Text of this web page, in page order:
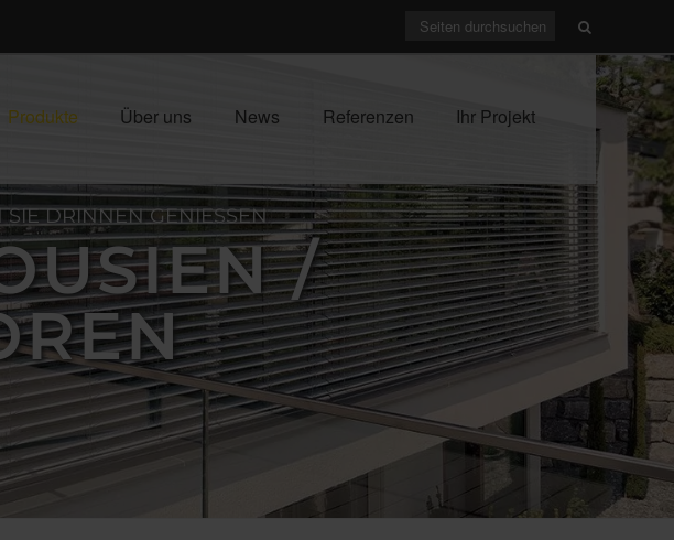
Produkte Über uns News Referenzen Ihr Projekt
DRINNEN GENIESSEN
/ R